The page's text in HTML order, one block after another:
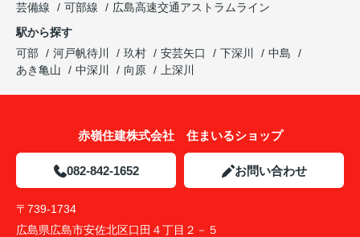
芸備線
可部線
広島高速交通アストラムライン
駅から探す
可部
河戸帆待川 玖村 安芸矢口 下深川
中島
あき亀山
中深川 向原 上深川
赤嶺住建株式会社 住まいるショップ
082-842-1652 お問い合わせ
〒739-1734
広島県広島市安佐北区口田４丁目２－５